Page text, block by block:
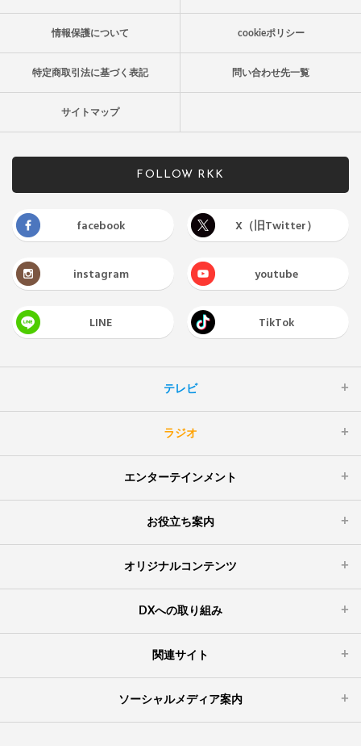
情報保護について cookieポリシー
特定商取引法に基づく表記 問い合わせ先一覧
サイトマップ
FOLLOW RKK
facebook X（旧Twitter）
instagram youtube
LINE TikTok
テレビ
ラジオ
エンターテインメント
お役立ち案内
オリジナルコンテンツ
DXへの取り組み
関連サイト
ソーシャルメディア案内